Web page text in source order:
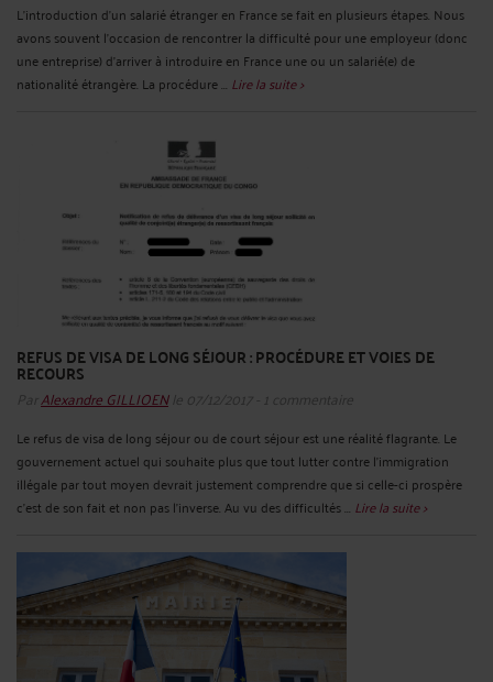
L’introduction d’un salarié étranger en France se fait en plusieurs étapes. Nous
avons souvent l’occasion de rencontrer la difficulté pour une employeur (donc
une entreprise) d’arriver à introduire en France une ou un salarié(e) de
nationalité étrangère. La procédure ... Lire la suite >
REFUS DE VISA DE LONG SÉJOUR : PROCÉDURE ET VOIES DE
RECOURS
ParAlexandre GILLIOENle 07/12/2017 - 1 commentaire
Le refus de visa de long séjour ou de court séjour est une réalité flagrante. Le
gouvernement actuel qui souhaite plus que tout lutter contre l’immigration
illégale par tout moyen devrait justement comprendre que si celle-ci prospère
c’est de son fait et non pas l’inverse. Au vu des difficultés ... Lire la suite >